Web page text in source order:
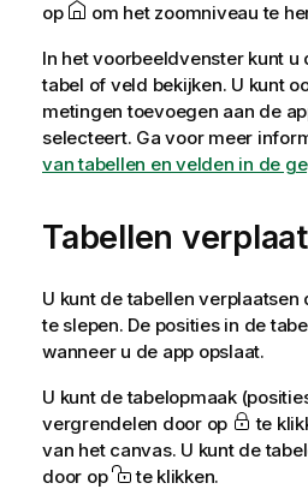
op
om het zoomniveau te
In het voorbeeldvenster kunt u
tabel of veld bekijken. U kunt
metingen toevoegen aan de
selecteert. Ga voor meer
van tabellen en velden in de
Tabellen
U kunt de tabellen verplaatsen
te slepen. De posities in de
wanneer u de app opslaat.
U kunt de tabelopmaak
vergrendelen door op
te
van het canvas. U kunt de
door op
te klikken.